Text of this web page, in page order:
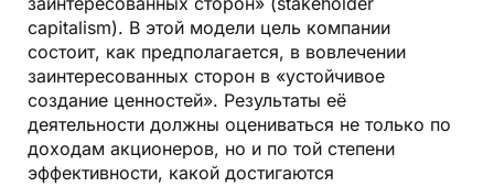
capitalism). В этой модели цель компании
состоит, как предполагается, в вовлечении
заинтересованных сторон в «устойчивое
создание ценностей». Результаты её
деятельности должны оцениваться не только по
доходам акционеров, но и по той степени
эффективности, какой достигаются